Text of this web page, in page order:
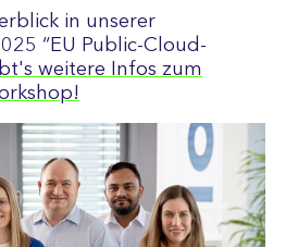
in unserer
“EU Public-Cloud-
weitere Infos zum